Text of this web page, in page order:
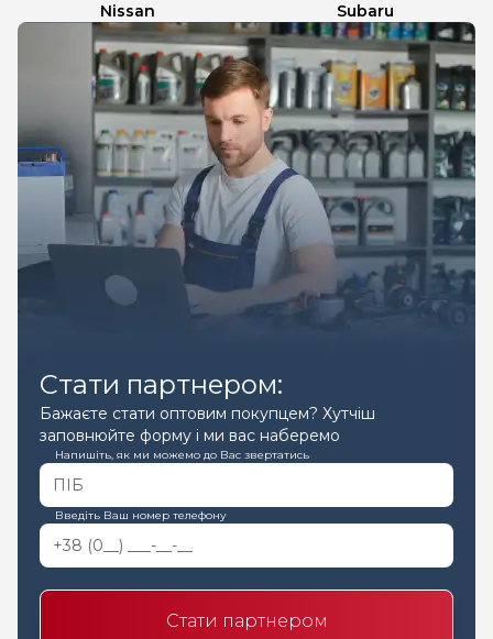
Nissan Subaru
Стати партнером:
Бажаєте стати оптовим покупцем? Хутчіш
заповнюйте форму і ми вас наберемо
Напишіть, як ми можемо до Вас звертатись
Введіть Ваш номер телефону
Стати партнером